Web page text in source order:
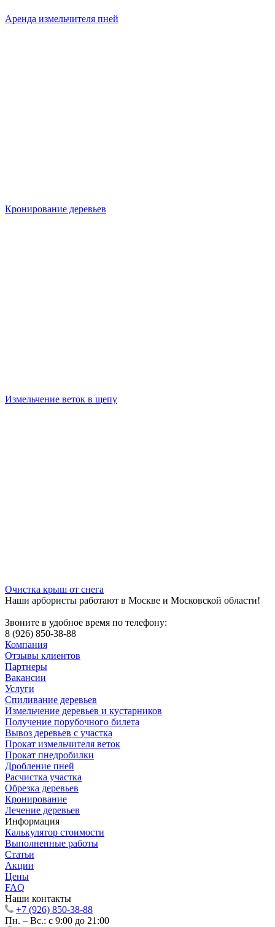
Аренда измельчителя пней
Кронирование деревьев
Измельчение веток в щепу
Очистка крыш от снега
Наши арбористы работают в Москве и Московской области!
Звоните в удобное время по телефону:
8 (926) 850-38-88
Компания
Отзывы клиентов
Партнеры
Вакансии
Услуги
Спиливание деревьев
Измельчение деревьев и кустарников
Получение порубочного билета
Вывоз деревьев с участка
Прокат измельчителя веток
Прокат пнедробилки
Дробление пней
Расчистка участка
Обрезка деревьев
Кронирование
Лечение деревьев
Информация
Калькулятор стоимости
Выполненные работы
Статьи
Акции
Цены
FAQ
Наши контакты
+7 (926) 850-38-88
Пн. – Вс.: с 9:00 до 21:00